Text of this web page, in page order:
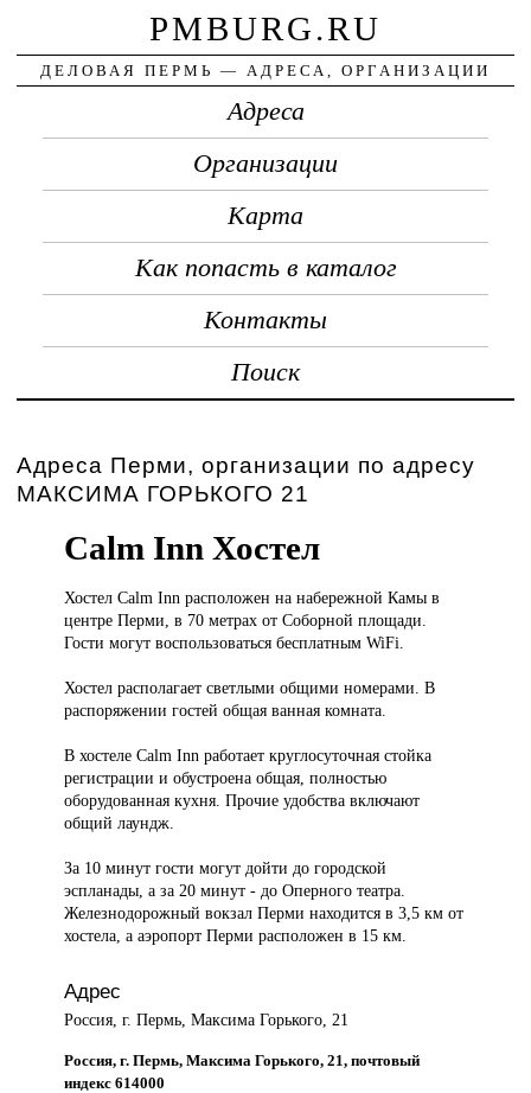
PMBURG.RU
ДЕЛОВАЯ ПЕРМЬ — АДРЕСА, ОРГАНИЗАЦИИ
Адреса
Организации
Карта
Как попасть в каталог
Контакты
Поиск
Адреса Перми, организации по адресу
МАКСИМА ГОРЬКОГО 21
Calm Inn Хостел
Хостел CalmInn расположен на набережной Камы в
центре Перми, в 70 метрах от Соборной площади.
Гости могут воспользоваться бесплатным WiFi.
Хостел располагает светлыми общими номерами. В
распоряжении гостей общая ванная комната.
В хостеле Calm Inn работает круглосуточная стойка
регистрации и обустроена общая, полностью
оборудованная кухня. Прочие удобства включают
общий лаундж.
За 10 минут гости могут дойти до городской
эспланады, а за 20 минут - до Оперного театра.
Железнодорожный вокзал Перми находится в 3,5 км от
хостела, а аэропорт Перми расположен в 15 км.
Адрес
Россия, г. Пермь, Максима Горького, 21
Россия, г. Пермь, Максима Горького, 21, почтовый
индекс 614000